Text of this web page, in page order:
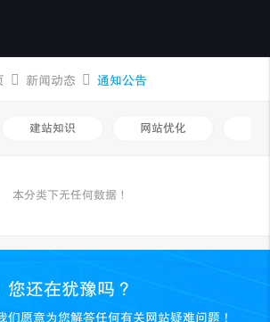
新闻动态 通知公告
建站知识 网站优化
本分类下无任何数据！
您还在犹豫吗？
们愿意为您解答任何有关网站疑难问题！